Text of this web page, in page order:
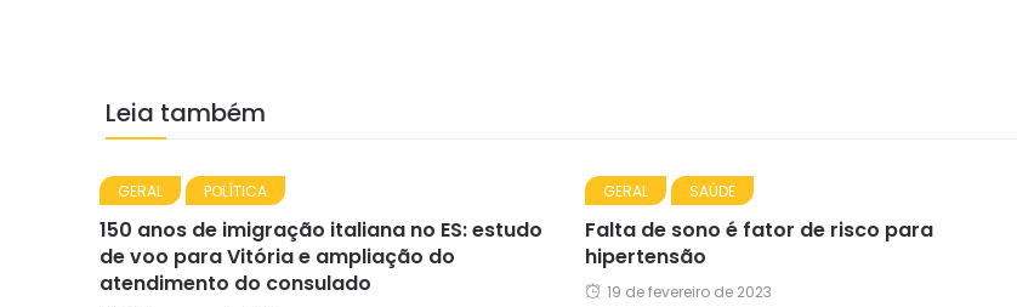
Leia também
GERAL POLÍTICA
150 anos de imigração italiana no ES: estudo
de voo para Vitória e ampliação do
atendimento do consulado
GERAL SAÚDE
Falta de sono é fator de risco para
hipertensão
19 de fevereiro de 2023